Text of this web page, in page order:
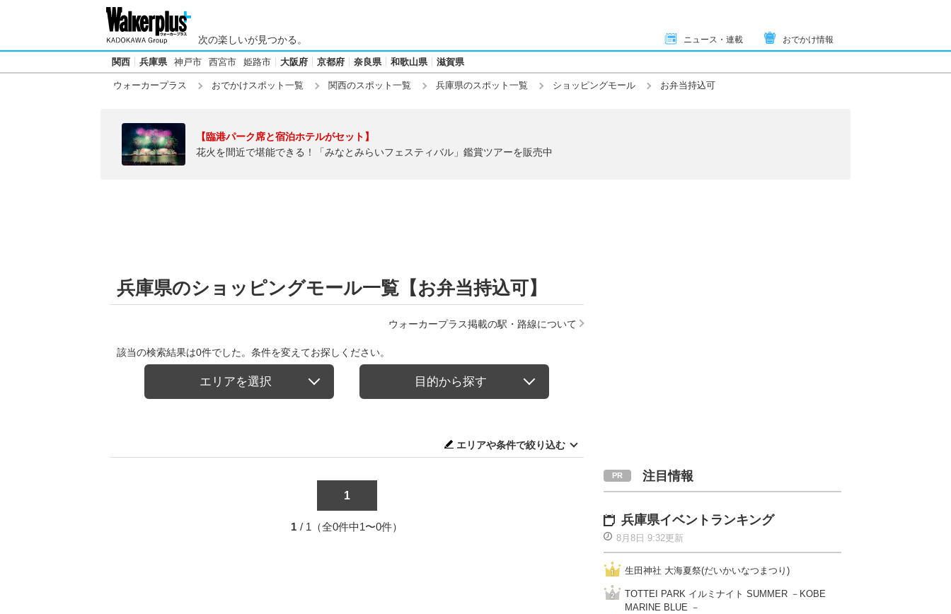
次の楽しいが見つかる。 ニュース・連載 おでかけ情報
関西 兵庫県 神戸市 西宮市 姫路市 大阪府 京都府 奈良県 和歌山県 滋賀県
ウォーカープラス おでかけスポット一覧 関西のスポット一覧 兵庫県のスポット一覧 ショッピングモール お弁当持込可
【臨港パーク席と宿泊ホテルがセット】
花火を間近で堪能できる！「みなとみらいフェスティバル」鑑賞ツアーを販売中
兵庫県のショッピングモール一覧【お弁当持込可】
ウォーカープラス掲載の駅・路線について
該当の検索結果は0件でした。条件を変えてお探しください。
エリアを選択 目的から探す
エリアや条件で絞り込む
1
1 / 1（全0件中1〜0件）
注目情報
兵庫県イベントランキング
8月8日 9:32更新
生田神社 大海夏祭(だいかいなつまつり)
TOTTEI PARK イルミナイト SUMMER －KOBE
MARINE BLUE －